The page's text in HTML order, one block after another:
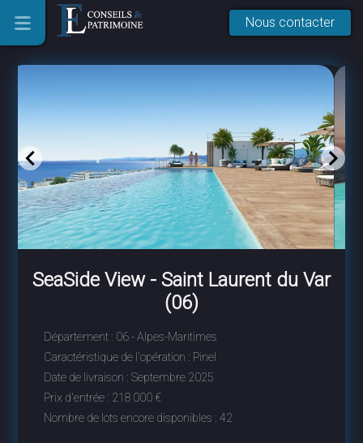
Nous contacter
SeaSide View- Saint Laurent du Var
(06)
Département : 06 - Alpes-Maritimes
Caractéristique de l'opération : Pinel
Date de livraison :Septembre 2025
Prix d'entrée : 218 000 €
Nombre de lots encore disponibles :42